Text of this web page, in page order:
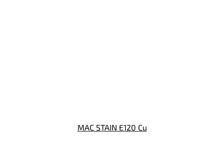
MAC STAIN E120 Cu